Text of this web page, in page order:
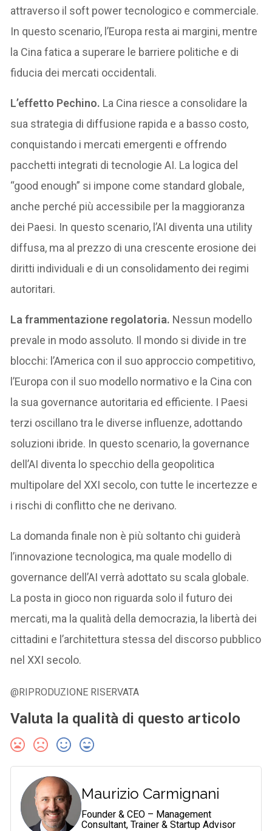
attraverso il soft power tecnologico e commerciale.
In questo scenario, l’Europa resta ai margini, mentre
la Cina fatica a superare le barriere politiche e di
fiducia dei mercati occidentali.
L’effetto Pechino. La Cina riesce a consolidare la
sua strategia di diffusione rapida e a basso costo,
conquistando i mercati emergenti e offrendo
pacchetti integrati di tecnologie AI. La logica del
“good enough” si impone come standard globale,
anche perché più accessibile per la maggioranza
dei Paesi. In questo scenario, l’AI diventa una utility
diffusa, ma al prezzo di una crescente erosione dei
diritti individuali e di un consolidamento dei regimi
autoritari.
La frammentazione regolatoria. Nessun modello
prevale in modo assoluto. Il mondo si divide in tre
blocchi: l’America con il suo approccio competitivo,
l’Europa con il suo modello normativo e la Cina con
la sua governance autoritaria ed efficiente. I Paesi
terzi oscillano tra le diverse influenze, adottando
soluzioni ibride. In questo scenario, la governance
dell’AI diventa lo specchio della geopolitica
multipolare del XXI secolo, con tutte le incertezze e
i rischi di conflitto che ne derivano.
La domanda finale non è più soltanto chi guiderà
l’innovazione tecnologica, ma quale modello di
governance dell’AI verrà adottato su scala globale.
La posta in gioco non riguarda solo il futuro dei
mercati, ma la qualità della democrazia, la libertà dei
cittadini e l’architettura stessa del discorso pubblico
nel XXI secolo.
@RIPRODUZIONE RISERVATA
Valuta la qualità di questo articolo
Maurizio Carmignani
Founder & CEO – Management
Consultant, Trainer & Startup Advisor